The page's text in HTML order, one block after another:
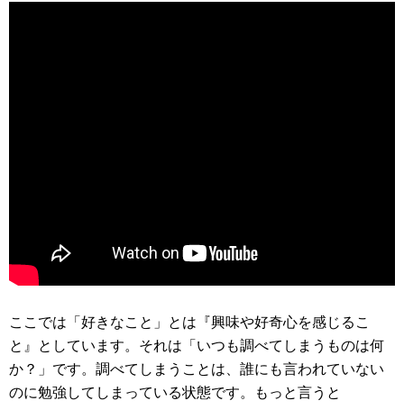
ここでは「好きなこと」とは『興味や好奇心を感じるこ
と』としています。それは「いつも調べてしまうものは何
か？」です。調べてしまうことは、誰にも言われていない
のに勉強してしまっている状態です。もっと言うと